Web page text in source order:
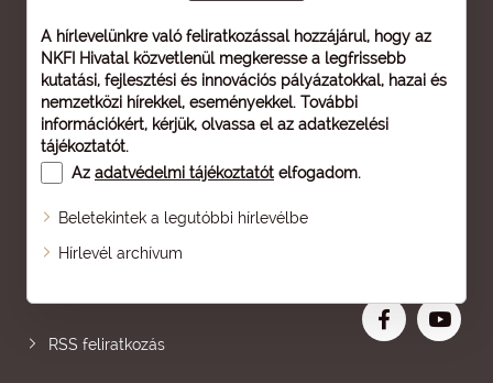
A hírlevelünkre való feliratkozással hozzájárul, hogy az
NKFI Hivatal közvetlenül megkeresse a legfrissebb
kutatási, fejlesztési és innovációs pályázatokkal, hazai és
nemzetközi hírekkel, eseményekkel. További
információkért, kérjük, olvassa el az adatkezelési
tájékoztatót.
Az adatvédelmi tájékoztatót elfogadom.
Beletekintek a legutóbbi hírlevélbe
Hírlevél archívum
Oldaltérkép
RSS feliratkozás